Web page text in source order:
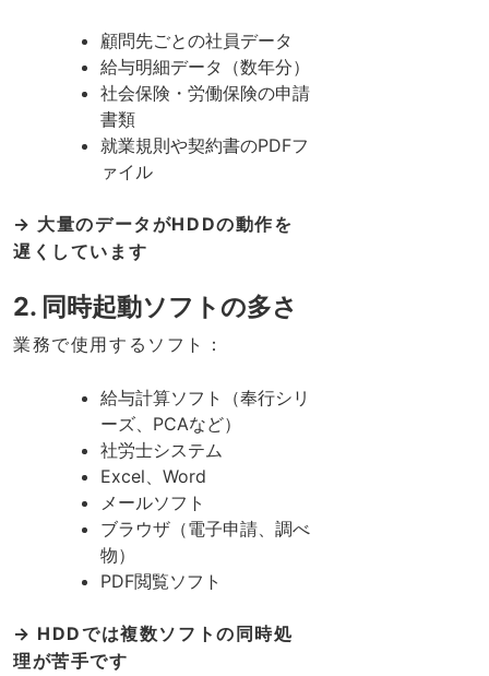
顧問先ごとの社員データ
給与明細データ（数年分）
社会保険・労働保険の申請
書類
就業規則や契約書のPDFフ
ァイル
→ 大量のデータがHDDの動作を
遅くしています
2. 同時起動ソフトの多さ
業務で使用するソフト：
給与計算ソフト（奉行シリ
ーズ、PCAなど）
社労士システム
Excel、Word
メールソフト
ブラウザ（電子申請、調べ
物）
PDF閲覧ソフト
→ HDDでは複数ソフトの同時処
理が苦手です